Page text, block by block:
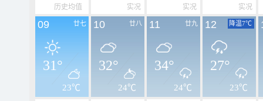
历史均值 实况 实况 实况
廿七
09
31°
23℃
廿八
10
32°
24℃
廿九
11
34°
24℃
降温7℃
12
27°
23℃